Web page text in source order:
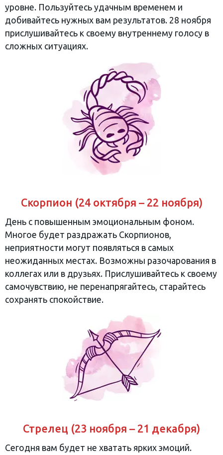
уровне. Пользуйтесь удачным временем и
добивайтесь нужных вам результатов. 28 ноября
прислушивайтесь к своему внутреннему голосу в
сложных ситуациях.
Скорпион (24 октября – 22 ноября)
День с повышенным эмоциональным фоном.
Многое будет раздражать Скорпионов,
неприятности могут появляться в самых
неожиданных местах. Возможны разочарования в
коллегах или в друзьях. Прислушивайтесь к своему
самочувствию, не перенапрягайтесь, старайтесь
сохранять спокойствие.
Стрелец (23 ноября – 21 декабря)
Сегодня вам будет не хватать ярких эмоций.